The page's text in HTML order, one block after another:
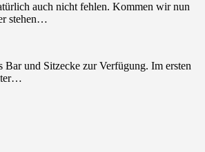
auch nicht fehlen. Kommen wir nun
stehen…
und Sitzecke zur Verfügung. Im ersten